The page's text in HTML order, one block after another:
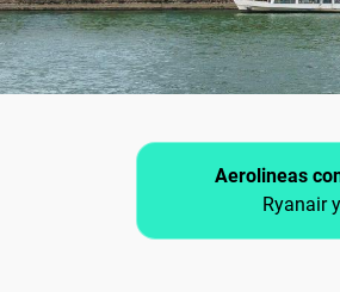
Aerolineas
Ryanair